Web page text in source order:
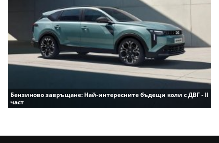
Бензиново завръщане: Най-интересните бъдещи коли с ДВГ - II
част